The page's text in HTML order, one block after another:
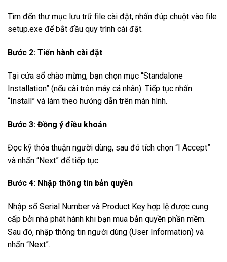
Tìm đến thư mục lưu trữ file cài đặt, nhấn đúp chuột vào file
setup.exe để bắt đầu quy trình cài đặt.
Bước 2: Tiến hành cài đặt
Tại cửa sổ chào mừng, bạn chọn mục “Standalone
Installation” (nếu cài trên máy cá nhân). Tiếp tục nhấn
“Install” và làm theo hướng dẫn trên màn hình.
Bước 3: Đồng ý điều khoản
Đọc kỹ thỏa thuận người dùng, sau đó tích chọn “I Accept”
và nhấn “Next” để tiếp tục.
Bước 4: Nhập thông tin bản quyền
Nhập số Serial Number và Product Key hợp lệ được cung
cấp bởi nhà phát hành khi bạn mua bản quyền phần mềm.
Sau đó, nhập thông tin người dùng (User Information) và
nhấn “Next”.